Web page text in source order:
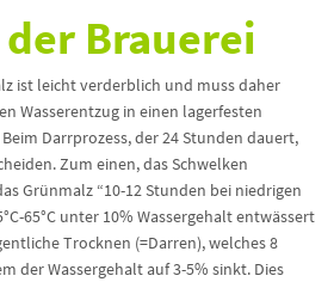
Brauerei
ist leicht verderblich und muss daher
Wasserentzug in einen lagerfesten
Darrprozess, der 24 Stunden dauert,
Zum einen, das Schwelken
Grünmalz “10-12 Stunden bei niedrigen
65°C unter 10% Wassergehalt entwässert
Trocknen (=Darren), welches 8
der Wassergehalt auf 3-5% sinkt. Dies